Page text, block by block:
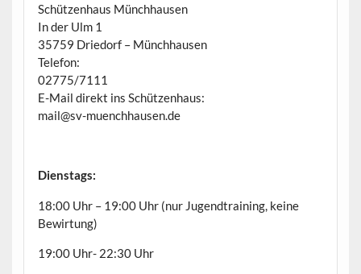
Schützenhaus Münchhausen
In der Ulm 1
35759 Driedorf – Münchhausen
Telefon:
02775/7111
E-Mail direkt ins Schützenhaus:
mail@sv-muenchhausen.de
Dienstags:
18:00 Uhr – 19:00 Uhr (nur Jugendtraining, keine
Bewirtung)
19:00 Uhr- 22:30 Uhr